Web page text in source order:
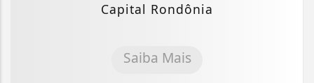
Capital Rondônia
Saiba Mais